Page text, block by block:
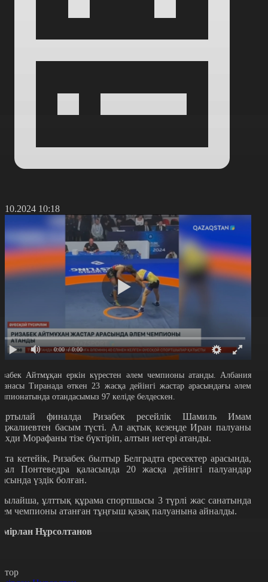
10:18
0:00 / 0:00
Айтмұқан еркін күрестен әлем чемпионы атанды. Албания
Тиранада өткен 23 жасқа дейінгі жастар арасындағы әлем
отандасымыз 97 келіде белдескен.
финалда Ризабек ресейлік Шамиль Имам
басым түсті. Ал ақтық кезеңде Иран палуаны
Морафаны тізе бүктіріп, алтын иегері атанды.
кетейік, Ризабек былтыр Белградта ересектер арасында,
Понтеведра қаласында 20 жасқа дейінгі палуандар
үздік болған.
ұлттық құрама спортшысы 3 түрлі жас санатында
чемпионы атанған тұңғыш қазақ палуанына айналды.
Нұрсолтанов